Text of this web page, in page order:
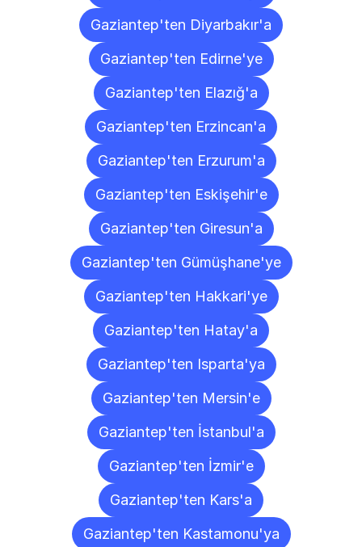
Gaziantep'ten Diyarbakır'a
Gaziantep'ten Edirne'ye
Gaziantep'ten Elazığ'a
Gaziantep'ten Erzincan'a
Gaziantep'ten Erzurum'a
Gaziantep'ten Eskişehir'e
Gaziantep'ten Giresun'a
Gaziantep'ten Gümüşhane'ye
Gaziantep'ten Hakkari'ye
Gaziantep'ten Hatay'a
Gaziantep'ten Isparta'ya
Gaziantep'ten Mersin'e
Gaziantep'ten İstanbul'a
Gaziantep'ten İzmir'e
Gaziantep'ten Kars'a
Gaziantep'ten Kastamonu'ya